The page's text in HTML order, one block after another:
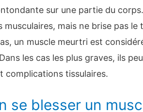
sur une partie du
mais ne brise pas le
un muscle meurtri est
les cas les plus graves, ils
complications tissulaires.
se blesser un